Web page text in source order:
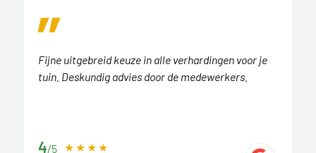
Fijne uitgebreid keuze in alle verhardingen voor je
tuin. Deskundig advies door de medewerkers.
4/5